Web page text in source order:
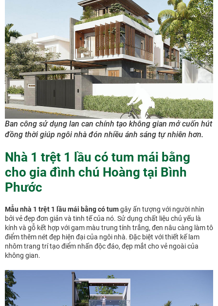
Ban công sử dụng lan can chính tạo không gian mở cuốn hút
đồng thời giúp ngôi nhà đón nhiều ánh sáng tự nhiên hơn.
Nhà 1 trệt 1 lầu có tum mái bằng
cho gia đình chú Hoàng tại Bình
Phước
Mẫu nhà 1 trệt 1 lầu mái bằng có tumgây ấn tượng với người nhìn
bởi vẻ đẹp đơn giản và tinh tế của nó. Sử dụng chất liệu chủ yếu là
kính và gỗ kết hợp với gam màu trung tính trắng, đen nâu càng làm tô
điểm thêm nét đẹp hiện đại của ngôi nhà. Đặc biệt với thiết kế lam
nhôm trang trí tạo điểm nhấn độc đáo, đẹp mắt cho vẻ ngoài của
không gian.